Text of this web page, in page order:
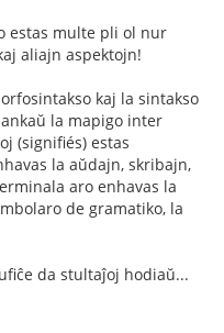
estas multe pli ol nur
aliajn aspektojn!
kaj la sintakso
la mapigo inter
(signifiés) estas
la aŭdajn, skribajn,
aro enhavas la
de gramatiko, la
da stultaĵoj hodiaŭ...